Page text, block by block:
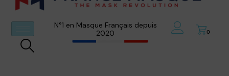
N°1 en Masque Français depuis
2020
0